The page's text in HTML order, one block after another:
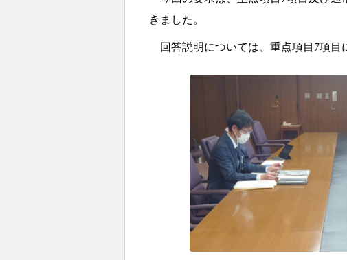
きました。
回答説明については、重点項目 7項目